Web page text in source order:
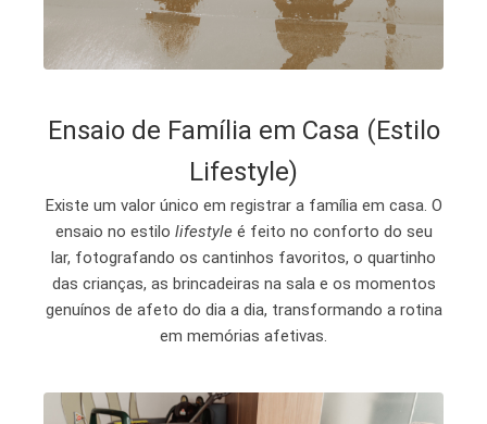
Ensaio de Família em Casa (Estilo
Lifestyle)
Existe um valor único em registrar a família em casa. O
ensaio no estilo lifestyleé feito no conforto do seu
lar, fotografando os cantinhos favoritos, o quartinho
das crianças, as brincadeiras na sala e os momentos
genuínos de afeto do dia a dia, transformando a rotina
em memórias afetivas.